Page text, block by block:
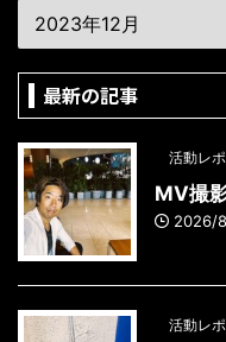
最新の記事
活動レ
MV撮
2026/
活動レ